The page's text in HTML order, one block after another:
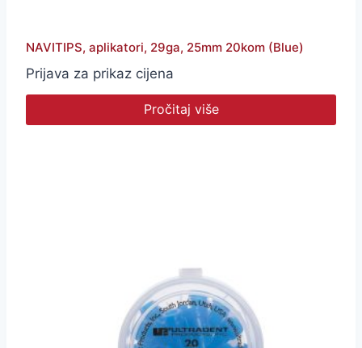
NAVITIPS, aplikatori, 29ga, 25mm 20kom (Blue)
Prijava za prikaz cijena
Pročitaj više